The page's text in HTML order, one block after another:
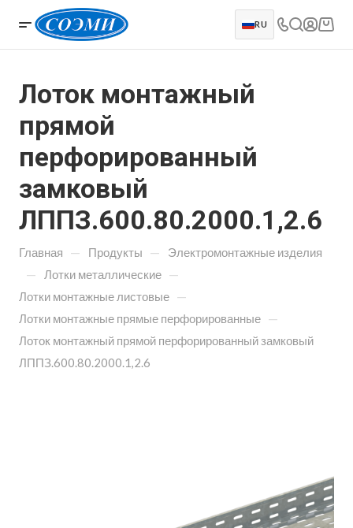
RU
Лоток монтажный
прямой
перфорированный
замковый
ЛППЗ.600.80.2000.1,2.6
Главная — Продукты — Электромонтажные изделия
— Лотки металлические —
Лотки монтажные листовые —
Лотки монтажные прямые перфорированные —
Лоток монтажный прямой перфорированный замковый
ЛППЗ.600.80.2000.1,2.6